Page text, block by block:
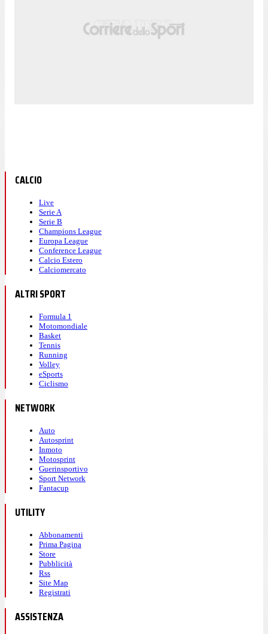
CALCIO
Live
Serie A
Serie B
Champions League
Europa League
Conference League
Calcio Estero
Calciomercato
ALTRI SPORT
Formula 1
Motomondiale
Basket
Tennis
Running
Volley
eSports
Ciclismo
NETWORK
Auto
Autosprint
Inmoto
Motosprint
Guerinsportivo
Sport Network
Fantacup
UTILITY
Abbonamenti
Prima Pagina
Store
Pubblicità
Rss
Site Map
Registrati
ASSISTENZA